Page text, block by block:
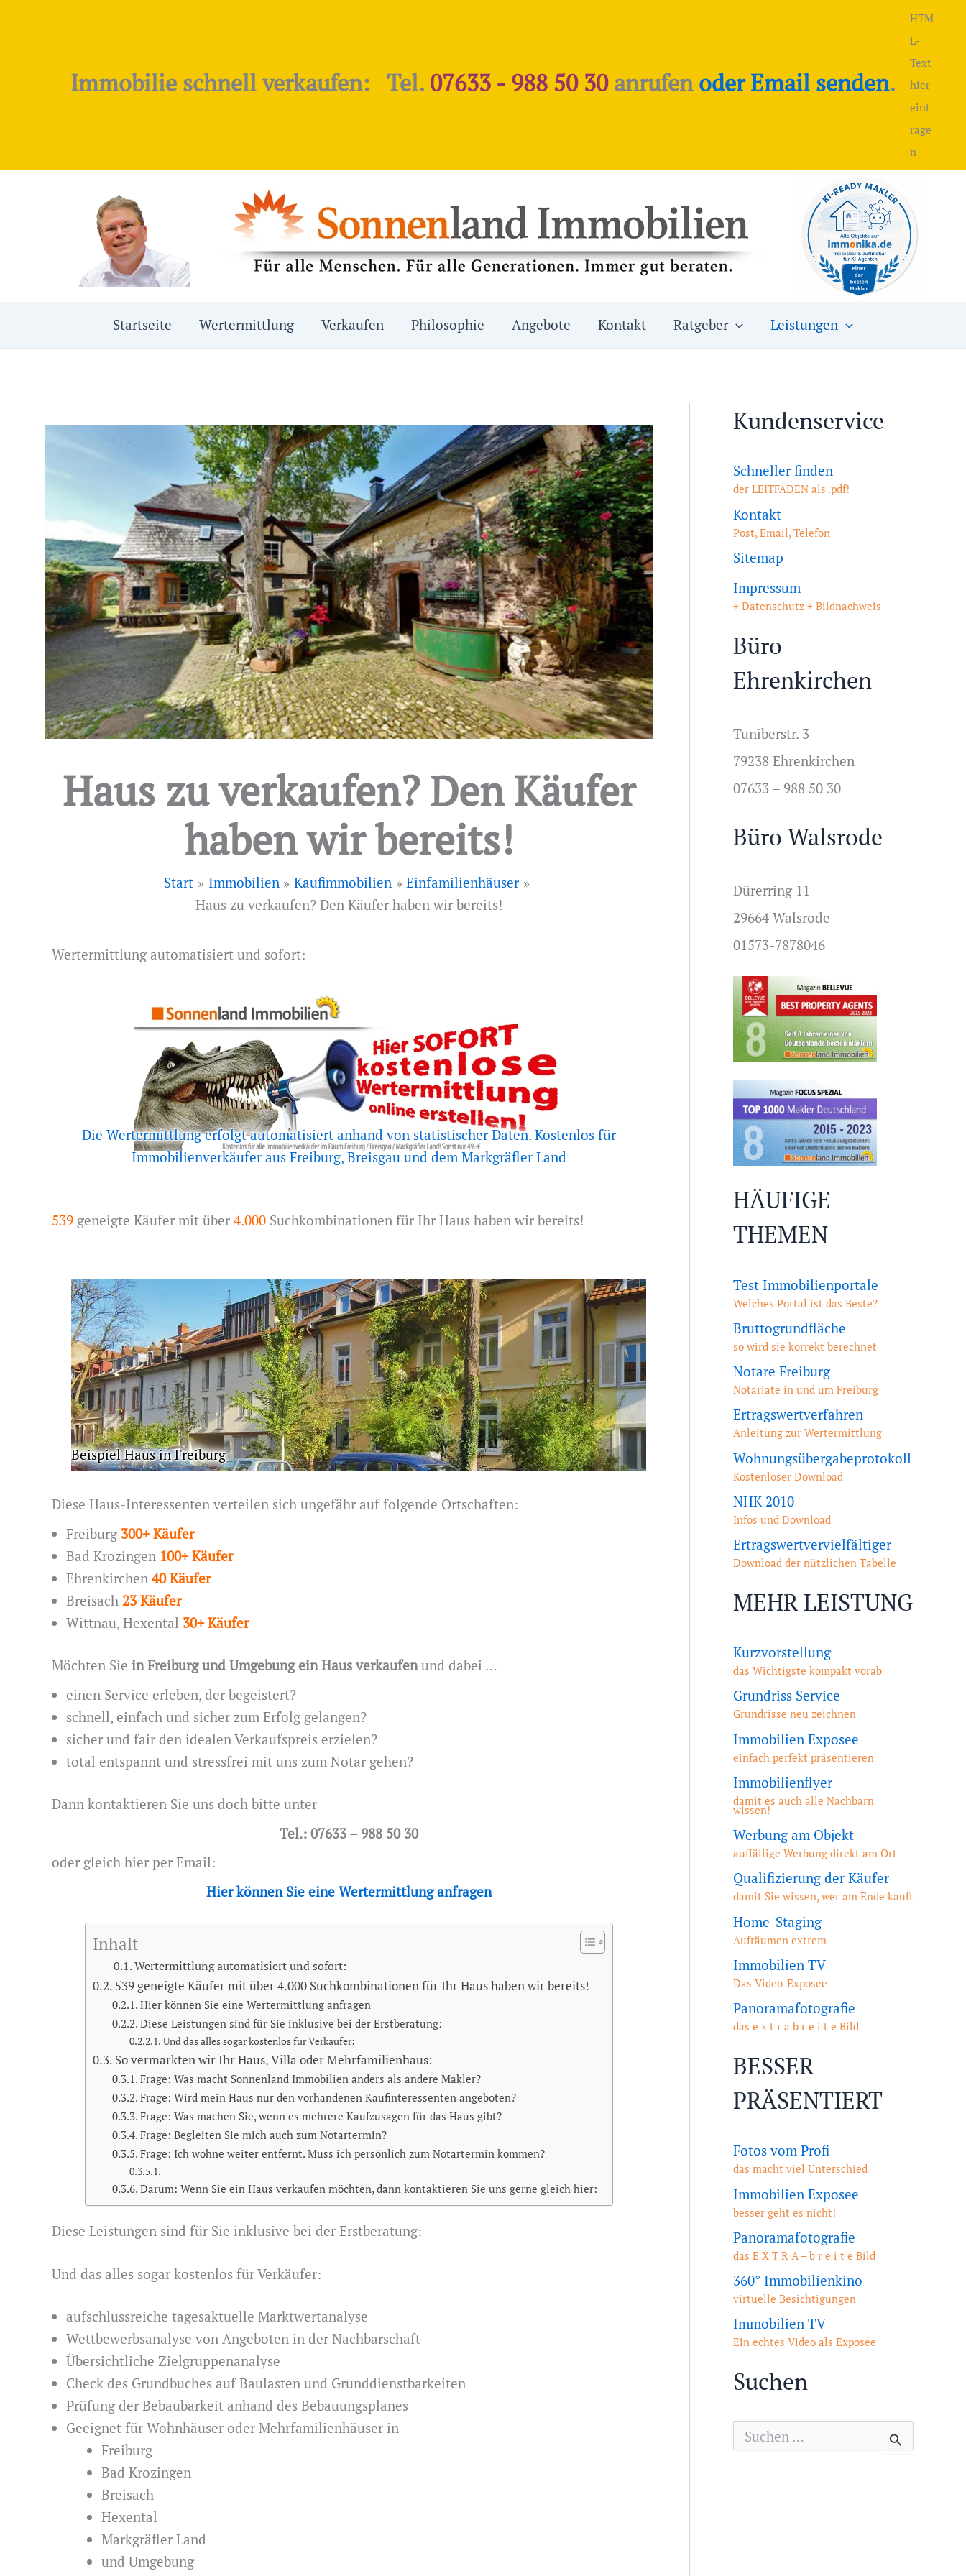
Immobilie schnell verkaufen: Tel. 07633 - 988 50 30anrufenoder Email senden.
HTM
L-
Text
hier
eint
rage
n
Startseite Wertermittlung Verkaufen Philosophie Angebote Kontakt Ratgeber Leistungen
Haus zu verkaufen? Den Käufer
haben wir bereits!
Start Immobilien Kaufimmobilien
Einfamilienhäuser
Haus zu verkaufen? Den Käufer haben wir bereits!
Wertermittlung automatisiert und sofort:
Die Wertermittlung erfolgt automatisiert anhand von statistischer Daten. Kostenlos für
Immobilienverkäufer aus Freiburg, Breisgau und dem Markgräfler Land
539 geneigte Käufer mit über 4.000 Suchkombinationen für Ihr Haus haben wir bereits!
Beispiel Haus in Freiburg
Diese Haus-Interessenten verteilen sich ungefähr auf folgende Ortschaften:
Freiburg 300+ Käufer
Bad Krozingen 100+ Käufer
Ehrenkirchen 40 Käufer
Breisach 23 Käufer
Wittnau, Hexental 30+ Käufer
Möchten Sie in Freiburg und Umgebung ein Haus verkaufenund dabei …
einen Service erleben, der begeistert?
schnell, einfach und sicher zum Erfolg gelangen?
sicher und fair den idealen Verkaufspreis erzielen?
total entspannt und stressfrei mit uns zum Notar gehen?
Dann kontaktieren Sie uns doch bitte unter
Tel.: 07633 – 988 50 30
oder gleich hier per Email:
Hier können Sie eine Wertermittlung anfragen
Inhalt
Wertermittlung automatisiert und sofort:
539 geneigte Käufer mit über 4.000 Suchkombinationen für Ihr Haus haben wir bereits!
Hier können Sie eine Wertermittlung anfragen
Diese Leistungen sind für Sie inklusive bei der Erstberatung:
Und das alles sogar kostenlos für Verkäufer:
So vermarkten wir Ihr Haus, Villa oder Mehrfamilienhaus:
Frage: Was macht Sonnenland Immobilien anders als andere Makler?
Frage: Wird mein Haus nur den vorhandenen Kaufinteressenten angeboten?
Frage: Was machen Sie, wenn es mehrere Kaufzusagen für das Haus gibt?
Frage: Begleiten Sie mich auch zum Notartermin?
Frage: Ich wohne weiter entfernt. Muss ich persönlich zum Notartermin kommen?
Darum: Wenn Sie ein Haus verkaufen möchten, dann kontaktieren Sie uns gerne gleich hier:
Diese Leistungen sind für Sie inklusive bei der Erstberatung:
Und das alles sogar kostenlos für Verkäufer:
aufschlussreiche tagesaktuelle Marktwertanalyse
Wettbewerbsanalyse von Angeboten in der Nachbarschaft
Übersichtliche Zielgruppenanalyse
Check des Grundbuches auf Baulasten und Grunddienstbarkeiten
Prüfung der Bebaubarkeit anhand des Bebauungsplanes
Geeignet für Wohnhäuser oder Mehrfamilienhäuser in
Freiburg
Bad Krozingen
Breisach
Hexental
Markgräfler Land
und Umgebung
Kundenservice
Schneller finden
der LEITFADEN als .pdf!
Kontakt
Post, Email, Telefon
Sitemap
Impressum
+ Datenschutz + Bildnachweis
Büro
Ehrenkirchen
Tuniberstr. 3
79238 Ehrenkirchen
07633 – 988 50 30
Büro Walsrode
Dürerring 11
29664 Walsrode
01573-7878046
HÄUFIGE
THEMEN
Test Immobilienportale
Welches Portal ist das Beste?
Bruttogrundfläche
so wird sie korrekt berechnet
Notare Freiburg
Notariate in und um Freiburg
Ertragswertverfahren
Anleitung zur Wertermittlung
Wohnungsübergabeprotokoll
Kostenloser Download
NHK 2010
Infos und Download
Ertragswertvervielfältiger
Download der nützlichen Tabelle
MEHR LEISTUNG
Kurzvorstellung
das Wichtigste kompakt vorab
Grundriss Service
Grundrisse neu zeichnen
Immobilien Exposee
einfach perfekt präsentieren
Immobilienflyer
damit es auch alle Nachbarn
wissen!
Werbung am Objekt
auffällige Werbung direkt am Ort
Qualifizierung der Käufer
damit Sie wissen, wer am Ende kauft
Home-Staging
Aufräumen extrem
Immobilien TV
Das Video-Exposee
Panoramafotografie
das e x t r a b r e i t e Bild
BESSER
PRÄSENTIERT
Fotos vom Profi
das macht viel Unterschied
Immobilien Exposee
besser geht es nicht!
Panoramafotografie
das E X T R A – b r e i t e Bild
360° Immobilienkino
virtuelle Besichtigungen
Immobilien TV
Ein echtes Video als Exposee
Suchen